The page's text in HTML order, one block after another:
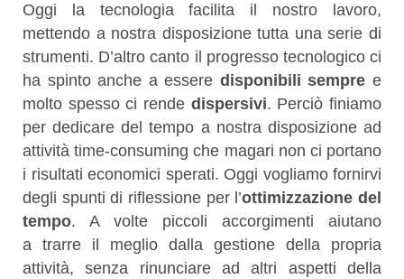
Oggi la tecnologia facilita il nostro lavoro,
mettendo a nostra disposizione tutta una serie di
strumenti. D’altro canto il progresso tecnologico ci
ha spinto anche a essere disponibili sempre e
molto spesso ci rende dispersivi. Perciò finiamo
per dedicare del tempo a nostra disposizione ad
attività time-consuming che magari non ci portano
i risultati economici sperati. Oggi vogliamo fornirvi
degli spunti di riflessione per l’ottimizzazione del
tempo. A volte piccoli accorgimenti aiutano
a trarre il meglio dalla gestione della propria
attività, senza rinunciare ad altri aspetti della